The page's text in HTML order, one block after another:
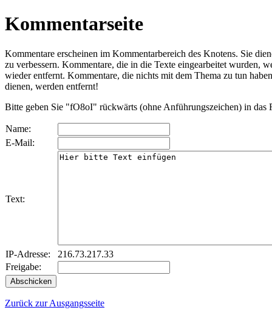
Kommentarseite
Kommentare erscheinen im Kommentarbereich des Knotens. Sie
zu verbessern. Kommentare, die in die Texte eingearbeitet wurden,
wieder entfernt. Kommentare, die nichts mit dem Thema zu tun
dienen, werden entfernt!
Bitte geben Sie "fO8oI" rückwärts (ohne Anführungszeichen) in das
Name:
E-Mail:
Text:
IP-Adresse:
216.73.217.33
Freigabe:
Zurück zur Ausgangsseite